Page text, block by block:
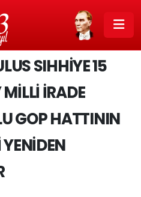
SIHHIYE 15
İRADE
GOP HATTININ